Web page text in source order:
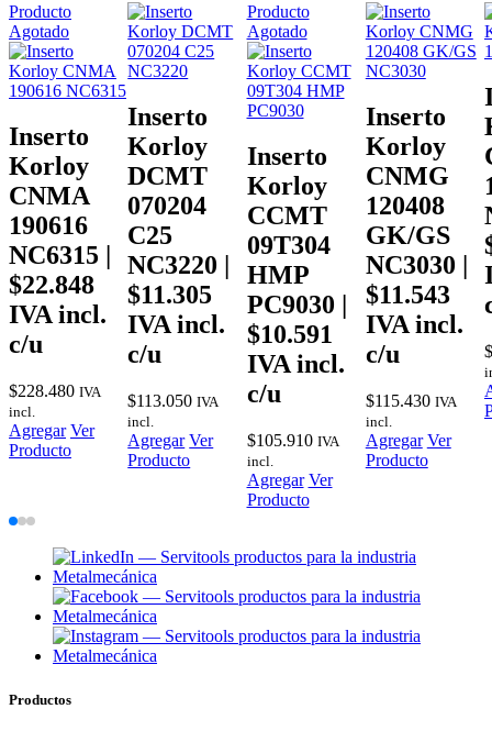
Producto
Agotado
Inserto
Korloy
CNMA
190616
NC6315 |
$22.848
IVA incl.
c/u
$228.480 IVA
incl.
Agregar Ver
Producto
Inserto
Korloy
DCMT
070204
C25
NC3220 |
$11.305
IVA incl.
c/u
$113.050 IVA
incl.
Agregar Ver
Producto
Producto
Agotado
Inserto
Korloy
CCMT
09T304
HMP
PC9030 |
$10.591
IVA incl.
c/u
$105.910 IVA
incl.
Agregar Ver
Producto
Inserto
Korloy
CNMG
120408
GK/GS
NC3030 |
$11.543
IVA incl.
c/u
$115.430 IVA
incl.
Agregar Ver
Producto
$
Productos